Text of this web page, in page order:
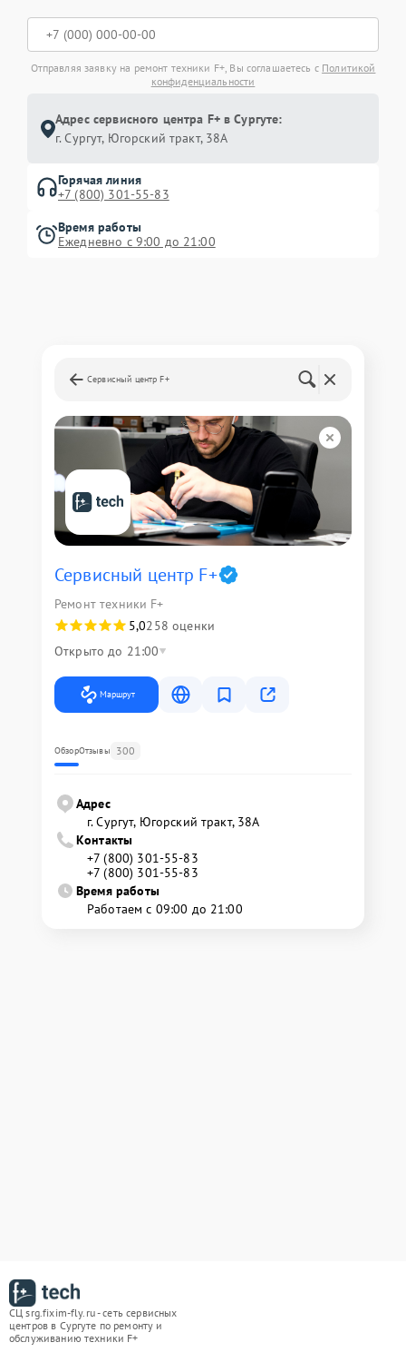
Отправляя заявку на ремонт техники F+, Вы соглашаетесь с Политикой
конфиденциальности
Адрес сервисного центра F+ в Сургуте:
г. Сургут, Югорский тракт, 38А
Горячая линия
+7 (800) 301-55-83
Время работы
Ежедневно с 9:00 до 21:00
Сервисный центр F+
Сервисный центр F+
Ремонт техники F+
5,0258 оценки
Открыто до 21:00
Маршрут
ОбзорОтзывы 300
Адрес
г. Сургут, Югорский тракт, 38А
Контакты
+7 (800) 301-55-83
+7 (800) 301-55-83
Время работы
Работаем с 09:00 до 21:00
СЦ srg.fixim-fly.ru - сеть сервисных
центров в Сургуте по ремонту и
обслуживанию техники F+